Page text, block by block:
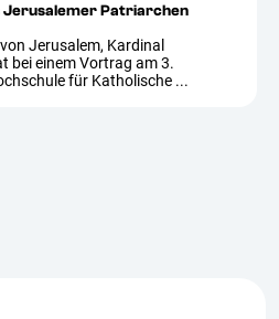
Patriarchen
Jerusalem, Kardinal
bei einem Vortrag am 3.
für Katholische ...